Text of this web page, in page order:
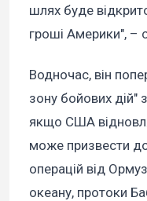
шлях буде
гроші Америки", –
Водночас, він
зону бойових дій"
якщо США
може призвести
операцій від
океану, протоки